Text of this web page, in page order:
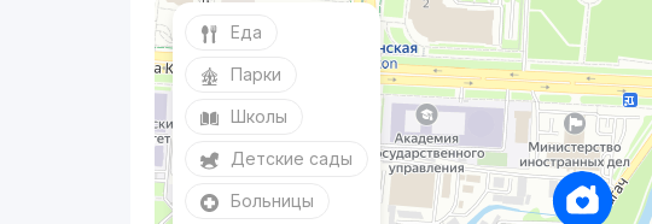
Еда
Парки
Школы
Детские сады
Больницы